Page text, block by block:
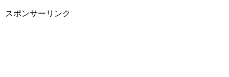
スポンサーリンク